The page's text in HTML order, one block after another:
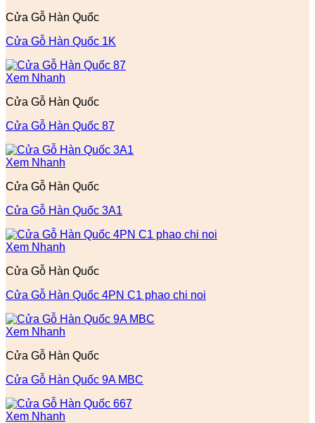
Cửa Gỗ Hàn Quốc
Cửa Gỗ Hàn Quốc 1K
Xem Nhanh
Cửa Gỗ Hàn Quốc
Cửa Gỗ Hàn Quốc 87
Xem Nhanh
Cửa Gỗ Hàn Quốc
Cửa Gỗ Hàn Quốc 3A1
Xem Nhanh
Cửa Gỗ Hàn Quốc
Cửa Gỗ Hàn Quốc 4PN C1 phao chi noi
Xem Nhanh
Cửa Gỗ Hàn Quốc
Cửa Gỗ Hàn Quốc 9A MBC
Xem Nhanh